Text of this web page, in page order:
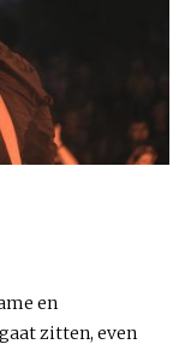
en
zitten, even